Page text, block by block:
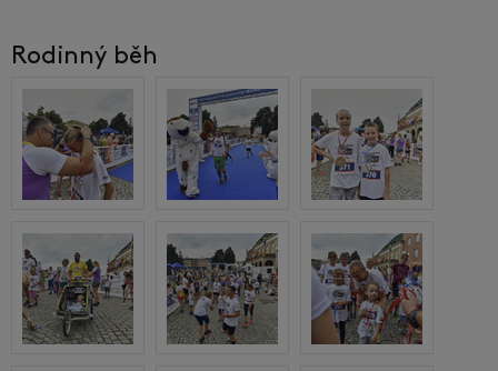
Rodinný běh